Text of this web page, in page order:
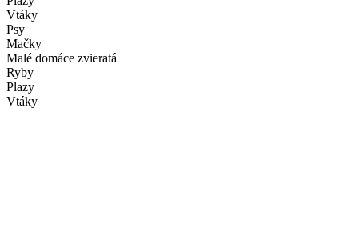
Vtáky
Psy
Mačky
Malé domáce zvieratá
Ryby
Plazy
Vtáky